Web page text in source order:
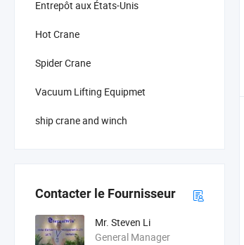
Entrepôt aux États-Unis
Hot Crane
Spider Crane
Vacuum Lifting Equipmet
ship crane and winch
Contacter le Fournisseur
Mr. Steven Li
General Manager